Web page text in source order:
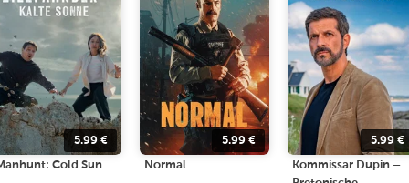
5.99€
Cold Sun
5.99 €
Normal
5.99€
Kommissar Dupin –